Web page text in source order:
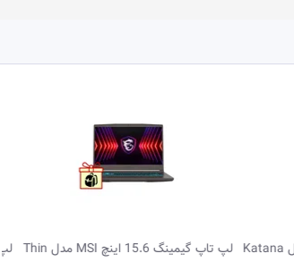
لپ تاپ گیمینگ 15.6 اینچ MSI مدل Thin
لپ تاپ گیمینگ 15.6 اینچ MSI مدل Cyborg